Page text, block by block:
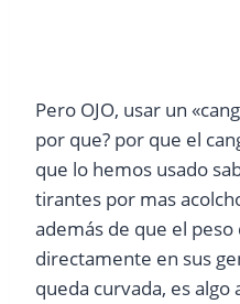
Pero OJO, usar un
por que? por que el
que lo hemos usado
tirantes por mas
además de que el peso
directamente en sus
queda curvada, es